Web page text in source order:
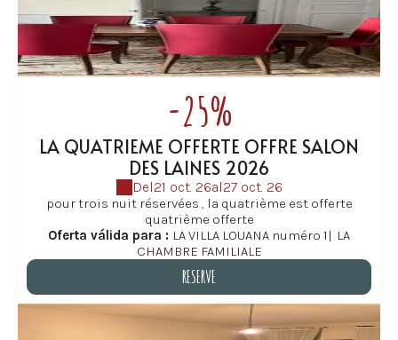
-25%
LA QUATRIEME OFFERTE OFFRE SALON
DES LAINES 2026
Del21 oct. 26al27 oct. 26
pour trois nuit réservées , la quatrième est offerte
quatrième offerte
Oferta válida para :
LA VILLA LOUANA numéro 1 | LA
CHAMBRE FAMILIALE
RESERVE
RESERVE